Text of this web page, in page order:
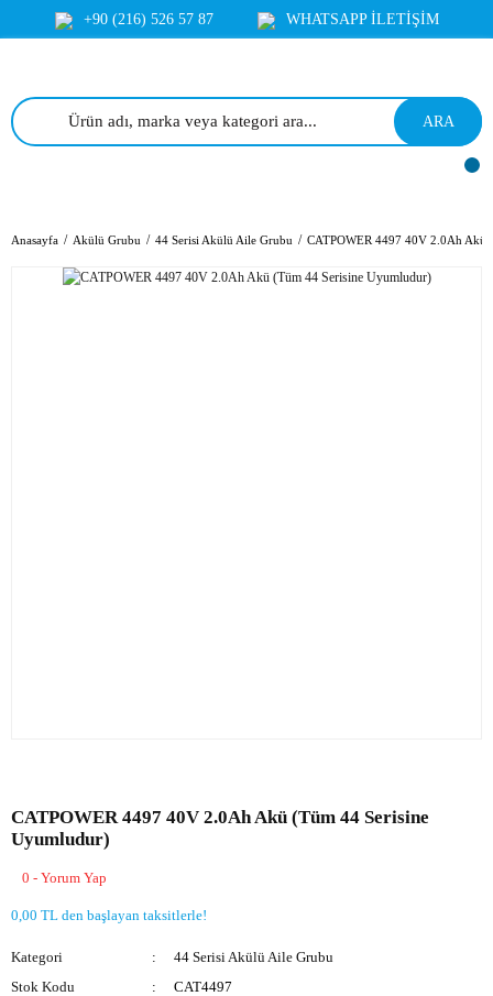
+90 (216) 526 57 87 WHATSAPP İLETİŞİM
ARA
Anasayfa Akülü Grubu 44 Serisi Akülü Aile Grubu CATPOWER 4497 40V 2.0Ah Akü
CATPOWER 4497 40V 2.0Ah Akü (Tüm 44 Serisine
Uyumludur)
0 - Yorum Yap
0,00 TL den başlayan taksitlerle!
Kategori
44 Serisi Akülü Aile Grubu
Stok Kodu
CAT4497